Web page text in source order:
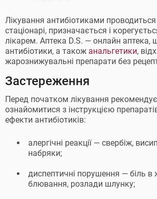
Лікування антибіотиками
стаціонарі, призначається і
лікарем. Аптека D.S. — онлайн аптека,
антибіотики, а також анальгетики,
жарознижувальні препарати без
Застереження
Перед початком лікування
ознайомитися з інструкцією
ефекти антибіотиків:
алергічні реакції — свербіж,
набряки;
диспептичні порушення — біль в
блювання, розлади шлунку;